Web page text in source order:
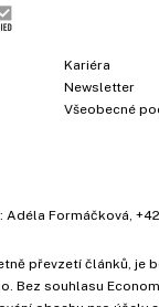
Kariéra
Newsletter
Všeobecné
Adéla Formáčková,
převzetí článků, je
Bez souhlasu